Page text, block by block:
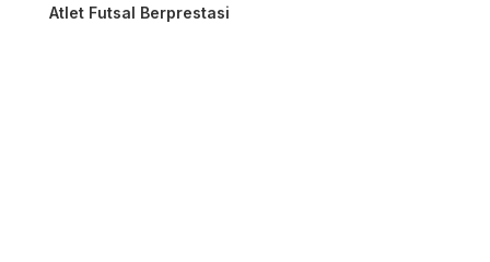
Atlet Futsal Berprestasi